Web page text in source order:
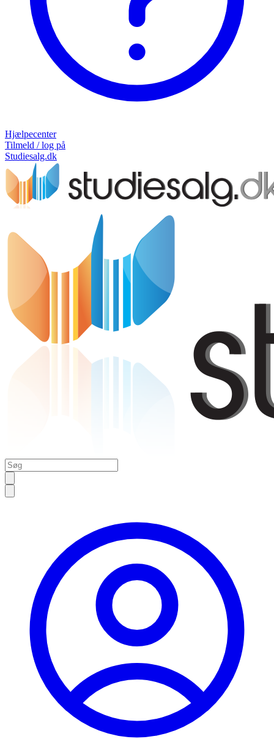
Hjælpecenter
Tilmeld / log på
Studiesalg.dk